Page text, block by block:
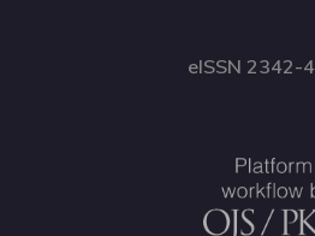
eISSN 2342-